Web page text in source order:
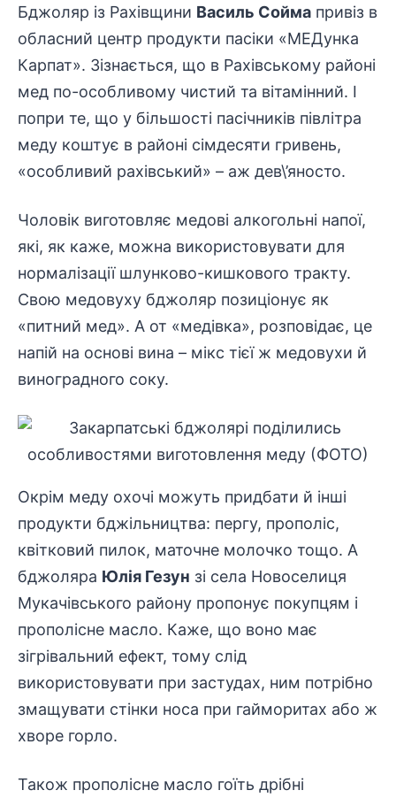
Бджоляр із Рахівщини Василь Сойма привіз в
обласний центр продукти пасіки «МЕДунка
Карпат». Зізнається, що в Рахівському районі
мед по-особливому чистий та вітамінний. І
попри те, що у більшості пасічників півлітра
меду коштує в районі сімдесяти гривень,
«особливий рахівський» – аж дев\’яносто.
Чоловік виготовляє медові алкогольні напої,
які, як каже, можна використовувати для
нормалізації шлунково-кишкового тракту.
Свою медовуху бджоляр позиціонує як
«питний мед». А от «медівка», розповідає, це
напій на основі вина – мікс тієї ж медовухи й
виноградного соку.
Окрім меду охочі можуть придбати й інші
продукти бджільництва: пергу, прополіс,
квітковий пилок, маточне молочко тощо. А
бджоляра Юлія Гезун зі села Новоселиця
Мукачівського району пропонує покупцям і
прополісне масло. Каже, що воно має
зігрівальний ефект, тому слід
використовувати при застудах, ним потрібно
змащувати стінки носа при гайморитах або ж
хворе горло.
Також прополісне масло гоїть дрібні